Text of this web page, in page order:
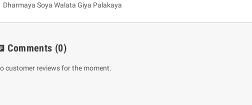
Dharmaya Soya Walata Giya Palakaya
Comments (0)
customer reviews for the moment.